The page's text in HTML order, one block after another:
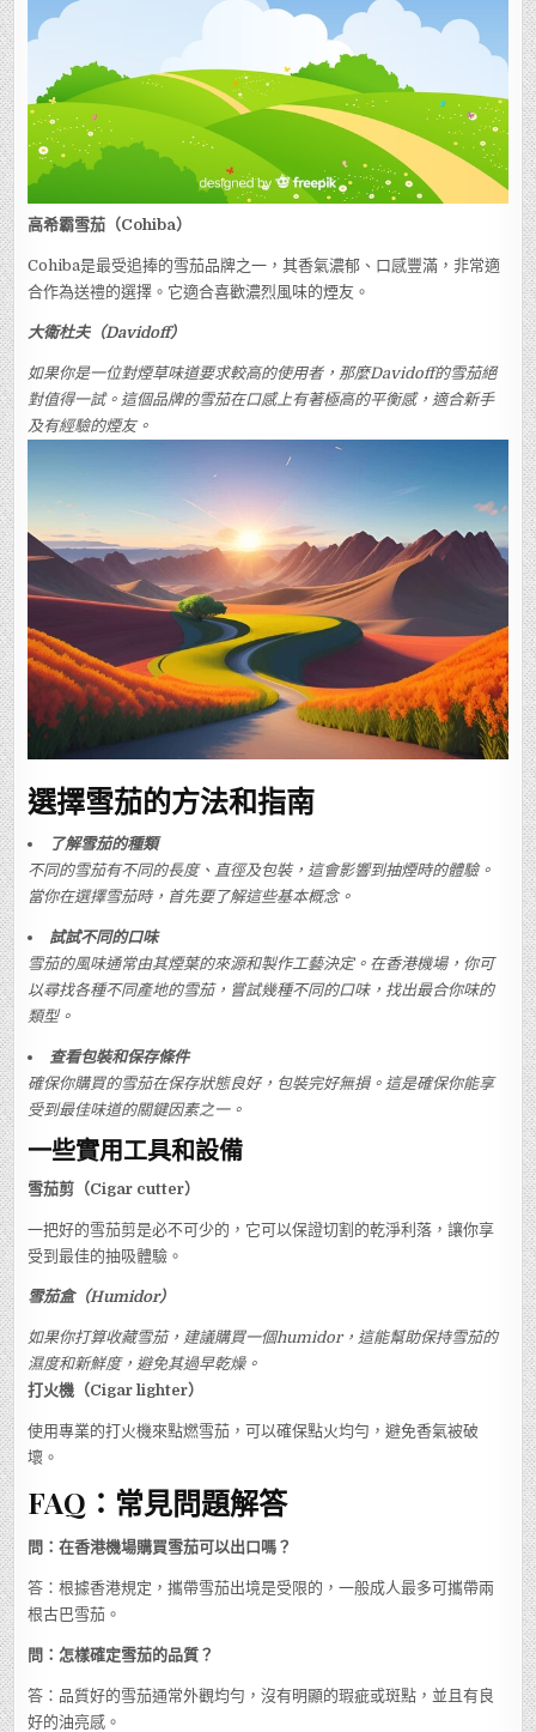
高希霸雪茄（Cohiba）
Cohiba是最受追捧的雪茄品牌之一，其香氣濃郁、口感豐滿，非常適
合作為送禮的選擇。它適合喜歡濃烈風味的煙友。
大衛杜夫（Davidoff）
如果你是一位對煙草味道要求較高的使用者，那麼Davidoff的雪茄絕
對值得一試。這個品牌的雪茄在口感上有著極高的平衡感，適合新手
及有經驗的煙友。
選擇雪茄的方法和指南
了解雪茄的種類
不同的雪茄有不同的長度、直徑及包裝，這會影響到抽煙時的體驗。
當你在選擇雪茄時，首先要了解這些基本概念。
試試不同的口味
雪茄的風味通常由其煙葉的來源和製作工藝決定。在香港機場，你可
以尋找各種不同產地的雪茄，嘗試幾種不同的口味，找出最合你味的
類型。
查看包裝和保存條件
確保你購買的雪茄在保存狀態良好，包裝完好無損。這是確保你能享
受到最佳味道的關鍵因素之一。
一些實用工具和設備
雪茄剪（Cigar cutter）
一把好的雪茄剪是必不可少的，它可以保證切割的乾淨利落，讓你享
受到最佳的抽吸體驗。
雪茄盒（Humidor）
如果你打算收藏雪茄，建議購買一個humidor，這能幫助保持雪茄的
濕度和新鮮度，避免其過早乾燥。
打火機（Cigar lighter）
使用專業的打火機來點燃雪茄，可以確保點火均勻，避免香氣被破
壞。
FAQ：常見問題解答
問：在香港機場購買雪茄可以出口嗎？
答：根據香港規定，攜帶雪茄出境是受限的，一般成人最多可攜帶兩
根古巴雪茄。
問：怎樣確定雪茄的品質？
答：品質好的雪茄通常外觀均勻，沒有明顯的瑕疵或斑點，並且有良
好的油亮感。